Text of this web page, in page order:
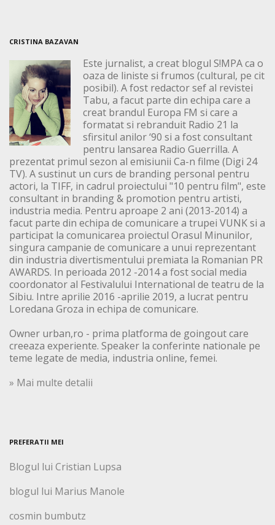
CRISTINA BAZAVAN
Este jurnalist, a creat blogul S!MPA ca o
oaza de liniste si frumos (cultural, pe cit
posibil). A fost redactor sef al revistei
Tabu, a facut parte din echipa care a
creat brandul Europa FM si care a
formatat si rebranduit Radio 21 la
sfirsitul anilor ‘90 si a fost consultant
pentru lansarea Radio Guerrilla. A
prezentat primul sezon al emisiunii Ca-n filme (Digi 24
TV). A sustinut un curs de branding personal pentru
actori, la TIFF, in cadrul proiectului "10 pentru film", este
consultant in branding & promotion pentru artisti,
industria media. Pentru aproape 2 ani (2013-2014) a
facut parte din echipa de comunicare a trupei VUNK si a
participat la comunicarea proiectul Orasul Minunilor,
singura campanie de comunicare a unui reprezentant
din industria divertismentului premiata la Romanian PR
AWARDS. In perioada 2012 -2014 a fost social media
coordonator al Festivalului International de teatru de la
Sibiu. Intre aprilie 2016 -aprilie 2019, a lucrat pentru
Loredana Groza in echipa de comunicare.
Owner urban,ro - prima platforma de goingout care
creeaza experiente. Speaker la conferinte nationale pe
teme legate de media, industria online, femei.
» Mai multe detalii
PREFERATII MEI
Blogul lui Cristian Lupsa
blogul lui Marius Manole
cosmin bumbutz